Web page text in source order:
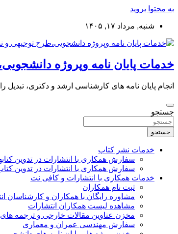
به محتوا بروید
شنبه, مرداد ۱۷, ۱۴۰۵
خدمات پایان نامه وپروژه
انجام پایان نامه های کارشناسی ارشد و دکتری،
جستجو
جستجو
خدمات نشر کتاب
سفارش همکاری با انتشارات در تدوین
سفارش همکاری با انتشارات در تدوین
خدمات همکاری با انتشارات و کافی نت
ثبت نام همکاران
مشاوره رایگان با همکاران و کارشناسان
مشاهده لیست همکاران انتشارات
مخزن عناوین مقالات خارجی و ترجمه
سفارش مهندسی عمران و معماری